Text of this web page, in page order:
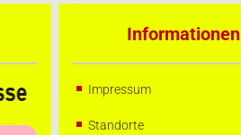
Informationen
Impressum
Standorte